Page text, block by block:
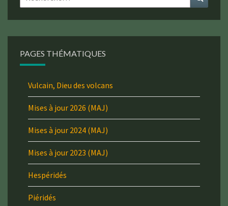
PAGES THÉMATIQUES
Vulcain, Dieu des volcans
Mises à jour 2026 (MAJ)
Mises à jour 2024 (MAJ)
Mises à jour 2023 (MAJ)
Hespéridés
Piéridés